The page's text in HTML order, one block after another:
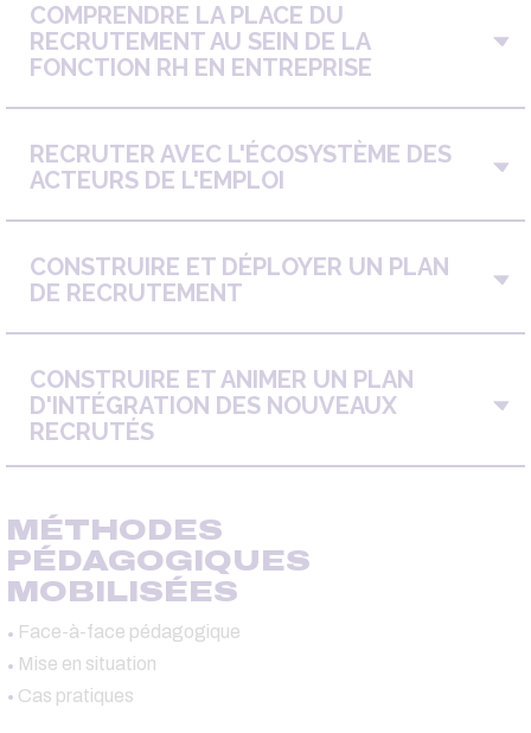
COMPRENDRE LA PLACE DU
RECRUTEMENT AU SEIN DE LA
FONCTION RH EN ENTREPRISE
RECRUTER AVEC L'ÉCOSYSTÈME DES
ACTEURS DE L'EMPLOI
CONSTRUIRE ET DÉPLOYER UN PLAN
DE RECRUTEMENT
CONSTRUIRE ET ANIMER UN PLAN
D'INTÉGRATION DES NOUVEAUX
RECRUTÉS
MÉTHODES
PÉDAGOGIQUES
MOBILISÉES
Face-à-face pédagogique
Mise en situation
Cas pratiques